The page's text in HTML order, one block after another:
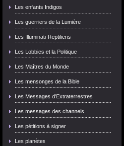
Les enfants Indigos
Les guerriers de la Lumière
Les Illuminati-Reptiliens
Les Lobbies et la Politique
Les Maîtres du Monde
Les mensonges de la Bible
Les Messages d'Extraterrestres
Les messages des channels
Les pétitions à signer
Les planètes